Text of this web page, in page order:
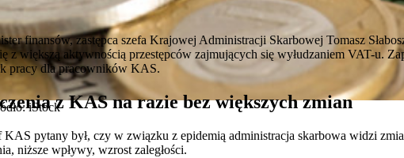
iStock
finansów, zastępca szefa Krajowej Administracji Skarbowej Tomasz
z większą aktywnością przestępców zajmujących się wyłudzaniem VAT-u.
pracy dla pracowników KAS.
z KAS na razie bez większych zmian
KAS pytany był, czy w związku z epidemią administracja skarbowa widzi
niższe wpływy, wzrost zaległości.